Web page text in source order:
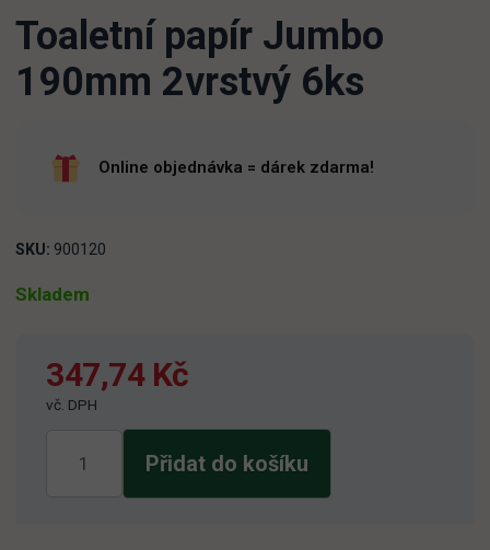
Toaletní papír Jumbo
190mm 2vrstvý 6ks
Online objednávka = dárek zdarma!
SKU: 900120
Skladem
347,74 Kč
vč. DPH
papír
Přidat do košíku